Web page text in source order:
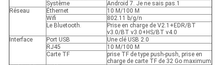
Système
Android 7. Je ne sais pas.1
Réseau
Éthernet
10 M/100 M
Wifi
802.11 b/g/n
Le Bluetooth.
Prise en charge de V2.1+EDR/BT
v3.0/BT v3.0+HS/BT v4.0
Interface
Port USB
Une clé USB 2.0
RJ45
10 M/100 M
Carte TF
prise TF de type push-push, prise en
charge de carte TF de 32 Go maximum